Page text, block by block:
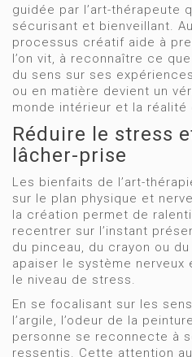
guidée par l’art-thérapeute
sécurisant et bienveillant.
processus créatif aide à
l’on vit, à reconnaître ce
du sens sur ses
ou en matière devient un
monde intérieur et la réalité
Réduire le stress
lâcher-prise
Les bienfaits de l’art-
sur le plan physique et
la création permet de
recentrer sur l’instant
du pinceau, du crayon ou
apaiser le système nerveux
le niveau de stress.
En se focalisant sur les
l’argile, l’odeur de la
personne se reconnecte à
ressentis. Cette attention